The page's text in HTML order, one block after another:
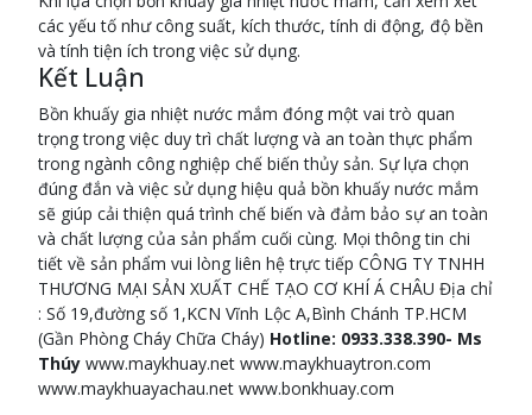
các yếu tố như công suất, kích thước, tính di động, độ bền
và tính tiện ích trong việc sử dụng.
Kết Luận
Bồn khuấy gia nhiệt nước mắm đóng một vai trò quan
trọng trong việc duy trì chất lượng và an toàn thực phẩm
trong ngành công nghiệp chế biến thủy sản. Sự lựa chọn
đúng đắn và việc sử dụng hiệu quả bồn khuấy nước mắm
sẽ giúp cải thiện quá trình chế biến và đảm bảo sự an toàn
và chất lượng của sản phẩm cuối cùng. Mọi thông tin chi
tiết về sản phẩm vui lòng liên hệ trực tiếp CÔNG TY TNHH
THƯƠNG MẠI SẢN XUẤT CHẾ TẠO CƠ KHÍ Á CHÂU Địa chỉ
: Số 19,đường số 1,KCN Vĩnh Lộc A,Bình Chánh TP.HCM
(Gần Phòng Cháy Chữa Cháy) Hotline: 0933.338.390- Ms
Thúywww.maykhuay.net www.maykhuaytron.com
www.maykhuayachau.net www.bonkhuay.com